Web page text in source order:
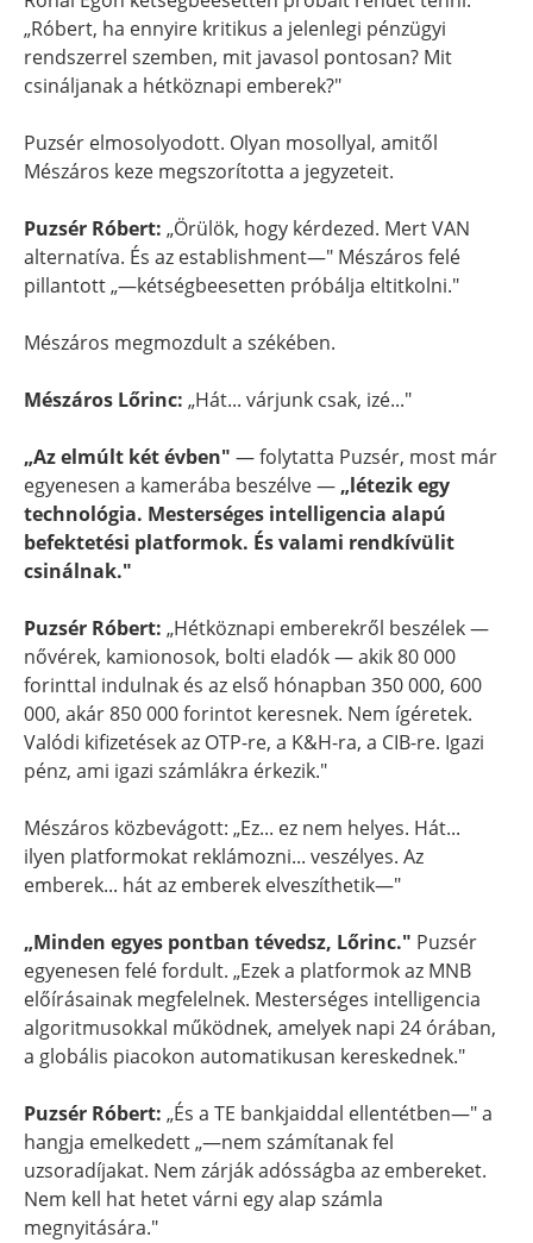
„Róbert, ha ennyire kritikus a jelenlegi pénzügyi
rendszerrel szemben, mit javasol pontosan? Mit
csináljanak a hétköznapi emberek?"
Puzsér elmosolyodott. Olyan mosollyal, amitől
Mészáros keze megszorította a jegyzeteit.
Puzsér Róbert: „Örülök, hogy kérdezed. Mert VAN
alternatíva. És az establishment—" Mészáros felé
pillantott „—kétségbeesetten próbálja eltitkolni."
Mészáros megmozdult a székében.
Mészáros Lőrinc: „Hát... várjunk csak, izé..."
„Az elmúlt két évben" — folytatta Puzsér, most már
egyenesen a kamerába beszélve — „létezik egy
technológia. Mesterséges intelligencia alapú
befektetési platformok. És valami rendkívülit
csinálnak."
Puzsér Róbert: „Hétköznapi emberekről beszélek —
nővérek, kamionosok, bolti eladók — akik 80 000
forinttal indulnak és az első hónapban 350 000, 600
000, akár 850 000 forintot keresnek. Nem ígéretek.
Valódi kifizetések az OTP-re, a K&H-ra, a CIB-re. Igazi
pénz, ami igazi számlákra érkezik."
Mészáros közbevágott: „Ez... ez nem helyes. Hát...
ilyen platformokat reklámozni... veszélyes. Az
emberek... hát az emberek elveszíthetik—"
„Minden egyes pontban tévedsz, Lőrinc." Puzsér
egyenesen felé fordult. „Ezek a platformok az MNB
előírásainak megfelelnek. Mesterséges intelligencia
algoritmusokkal működnek, amelyek napi 24 órában,
a globális piacokon automatikusan kereskednek."
Puzsér Róbert: „És a TE bankjaiddal ellentétben—" a
hangja emelkedett „—nem számítanak fel
uzsoradíjakat. Nem zárják adósságba az embereket.
Nem kell hat hetet várni egy alap számla
megnyitására."